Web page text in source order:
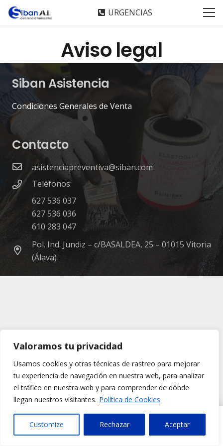
Valoramos tu privacidad
Usamos cookies y otras técnicas de rastreo para mejorar
tu experiencia de navegación en nuestra web, para analizar
el tráfico en nuestra web y para comprender de dónde
llegan nuestros visitantes. Política de Cookies
Customize Rechazar Aceptar
URGENCIAS
Aviso legal
Siban Asistencia
Condiciones Generales de Venta
Contacto
asistenciapreventiva@siban.com
Teléfonos:
627 536 037
627 536 036
610 283 047
Pol. Ind. Jundiz – c/BASALDEA, 25 – 01015 Vitoria
(Álava)
Esta web utiliza cookies para mejorar tu experiencia de
usuario.Si continuas navegando, aceptas nuestra política
de cookies.